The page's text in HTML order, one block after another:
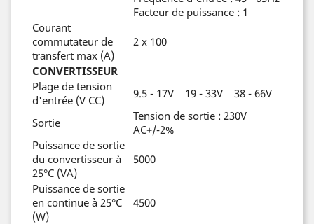
Facteur de puissance : 1
Courant
commutateur de
transfert max (A)
2 x 100
CONVERTISSEUR
Plage de tension
d'entrée (V CC)
9.5 - 17V 19 - 33V 38 - 66V
Sortie
Tension de sortie : 230V
AC+/-2%
Puissance de sortie
du convertisseur à
25°C (VA)
5000
Puissance de sortie
en continue à 25°C
(W)
4500